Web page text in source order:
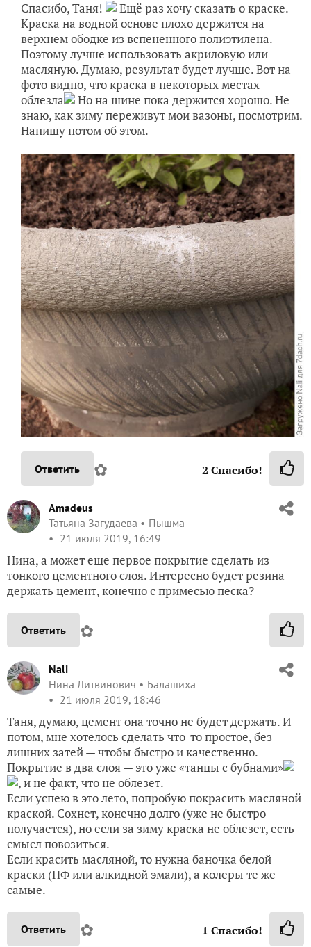
Спасибо, Таня!
Ещё раз хочу сказать о краске.
Краска на водной основе плохо держится на
верхнем ободке из вспененного полиэтилена.
Поэтому лучше использовать акриловую или
масляную. Думаю, результат будет лучше. Вот на
фото видно, что краска в некоторых местах
облезла
Но на шине пока держится хорошо. Не
знаю, как зиму переживут мои вазоны, посмотрим.
Напишу потом об этом.
Ответить ✿ 2 Спасибо!
Amadeus
Татьяна Загудаева
Пышма
21 июля 2019, 16:49
Нина, а может еще первое покрытие сделать из
тонкого цементного слоя. Интересно будет резина
держать цемент, конечно с примесью песка?
Ответить ✿
Nali
Нина Литвинович
Балашиха
21 июля 2019, 18:46
Таня, думаю, цемент она точно не будет держать. И
потом, мне хотелось сделать что-то простое, без
лишних затей — чтобы быстро и качественно.
Покрытие в два слоя — это уже «танцы с бубнами»
, и не факт, что не облезет.
Если успею в это лето, попробую покрасить масляной
краской. Сохнет, конечно долго (уже не быстро
получается), но если за зиму краска не облезет, есть
смысл повозиться.
Если красить масляной, то нужна баночка белой
краски (ПФ или алкидной эмали), а колеры те же
самые.
Ответить ✿ 1 Спасибо!